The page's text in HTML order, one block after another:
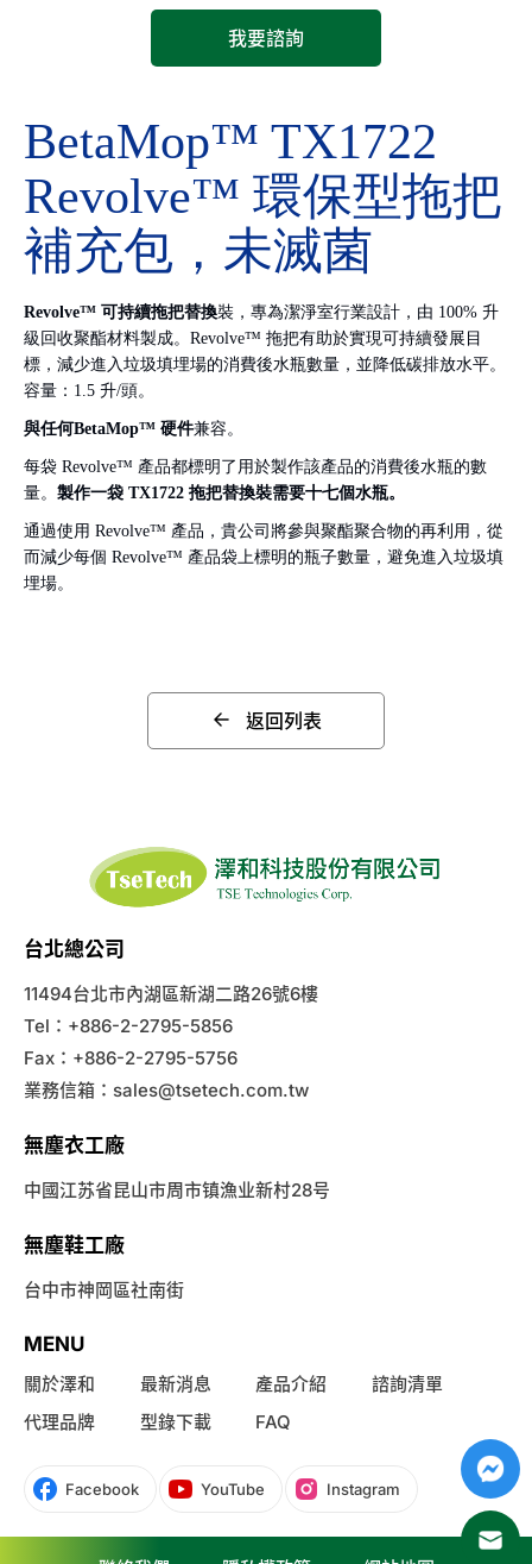
我要諮詢
BetaMop™ TX1722
Revolve™ 環保型拖把
補充包，未滅菌
Revolve™ 可持續拖把替換裝，專為潔淨室行業設計，由 100% 升
級回收聚酯材料製成。Revolve™ 拖把有助於實現可持續發展目
標，減少進入垃圾填埋場的消費後水瓶數量，並降低碳排放水平。
容量：1.5 升/頭。
與任何BetaMop™ 硬件兼容。
每袋 Revolve™ 產品都標明了用於製作該產品的消費後水瓶的數
量。 製作一袋 TX1722 拖把替換裝需要十七個水瓶。
通過使用 Revolve™ 產品，貴公司將參與聚酯聚合物的再利用，從
而減少每個 Revolve™ 產品袋上標明的瓶子數量，避免進入垃圾填
埋場。
返回列表
台北總公司
11494台北市內湖區新湖二路26號6樓
Tel：+886-2-2795-5856
Fax：+886-2-2795-5756
業務信箱： sales@tsetech.com.tw
無塵衣工廠
中國江苏省昆山市周市镇漁业新村28号
無塵鞋工廠
台中市神岡區社南街
MENU
關於澤和 最新消息 產品介紹
諮詢清單
代理品牌
型錄下載 FAQ
Facebook YouTube Instagram